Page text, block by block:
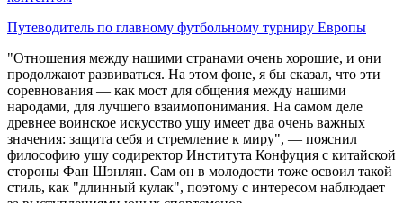
Путеводитель по главному футбольному турниру Европы
"Отношения между нашими странами очень хорошие, и они
продолжают развиваться. На этом фоне, я бы сказал, что эти
соревнования — как мост для общения между нашими
народами, для лучшего взаимопонимания. На самом деле
древнее воинское искусство ушу имеет два очень важных
значения: защита себя и стремление к миру", — пояснил
философию ушу содиректор Института Конфуция с китайской
стороны Фан Шэнлян. Сам он в молодости тоже освоил такой
стиль, как "длинный кулак", поэтому с интересом наблюдает